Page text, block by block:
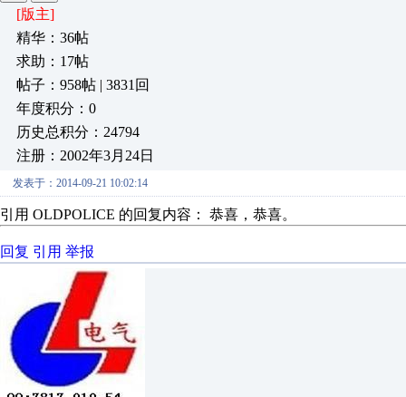
[版主]
精华：36帖
求助：17帖
帖子：958帖 | 3831回
年度积分：0
历史总积分：24794
注册：2002年3月24日
发表于：2014-09-21 10:02:14
引用 OLDPOLICE 的回复内容： 恭喜，恭喜。
回复 引用 举报